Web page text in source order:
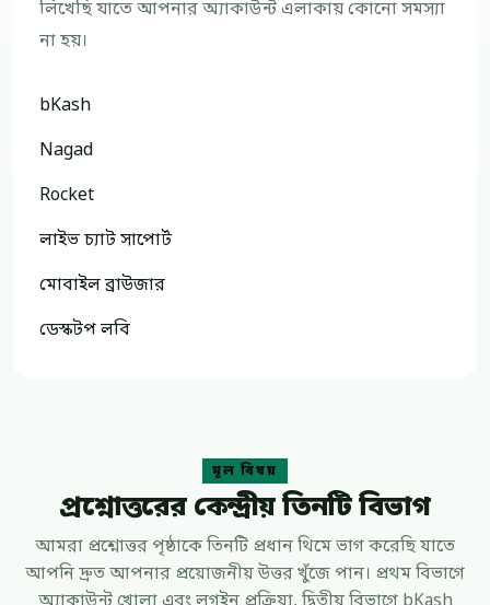
লিখেছি যাতে আপনার অ্যাকাউন্ট এলাকায় কোনো সমস্যা
না হয়।
bKash
Nagad
Rocket
লাইভ চ্যাট সাপোর্ট
মোবাইল ব্রাউজার
ডেস্কটপ লবি
মূল বিষয়
প্রশ্নোত্তরের কেন্দ্রীয় তিনটি বিভাগ
আমরা প্রশ্নোত্তর পৃষ্ঠাকে তিনটি প্রধান থিমে ভাগ করেছি যাতে
আপনি দ্রুত আপনার প্রয়োজনীয় উত্তর খুঁজে পান। প্রথম বিভাগে